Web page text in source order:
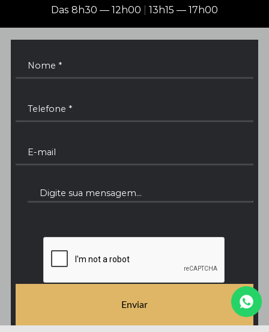
Das 8h30 — 12h00 13h15 — 17h00
Enviar